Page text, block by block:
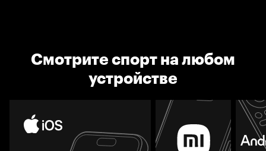
Смотрите спорт на любом
устройстве